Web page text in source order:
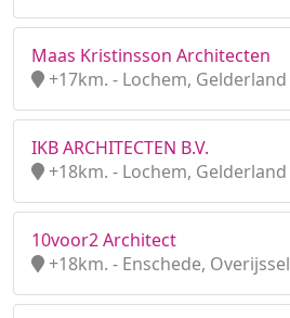
Maas Kristinsson Architecten
+17km. - Lochem, Gelderland
IKB ARCHITECTEN B.V.
+18km. - Lochem, Gelderland
10voor2 Architect
+18km. - Enschede, Overijssel